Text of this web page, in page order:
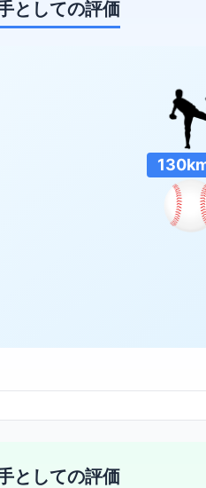
としての評価
としての評価